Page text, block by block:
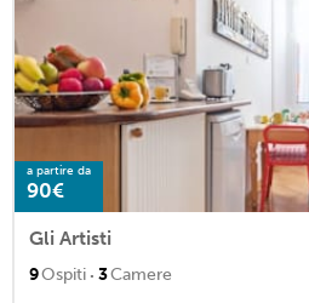
a partire da
90€
Gli Artisti
9Ospiti · 3Camere